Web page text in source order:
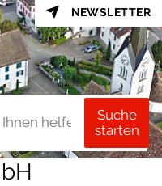
NEWSLETTER
Suche
starten